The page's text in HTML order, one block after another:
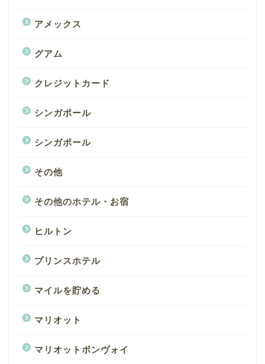
アメックス
グアム
クレジットカード
シンガポール
シンガポール
その他
その他のホテル・お宿
ヒルトン
プリンスホテル
マイルを貯める
マリオット
マリオットボンヴォイ